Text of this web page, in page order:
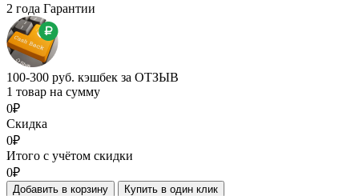
2 года Гарантии
100-300 руб. кэшбек за ОТЗЫВ
1 товар на сумму
0₽
Скидка
0₽
Итого с учётом скидки
0₽
Добавить в корзину Купить в один клик